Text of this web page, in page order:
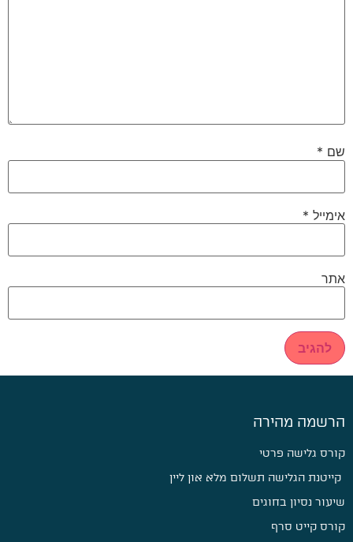
שם *
אימייל *
אתר
הרשמה מהירה
קורס גלישה פרטי
קייטנת הגלישה תשלום מלא און ליין
שיעור נסיון בחוגים
קורס קייט סרף